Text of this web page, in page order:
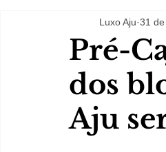
Pré-
dos
Aju
Luxo Aju 31